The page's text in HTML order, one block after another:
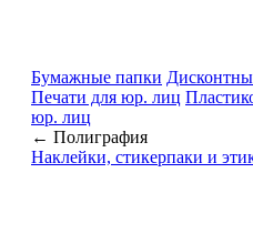
Бумажные папки
Печати для юр. лиц
юр. лиц
← Полиграфия
Наклейки, стикерпаки и